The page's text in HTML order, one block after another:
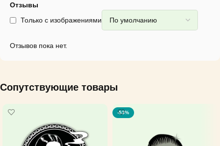
Отзывы
Только с изображениями
Отзывов пока нет.
Сопутствующие товары
-53%